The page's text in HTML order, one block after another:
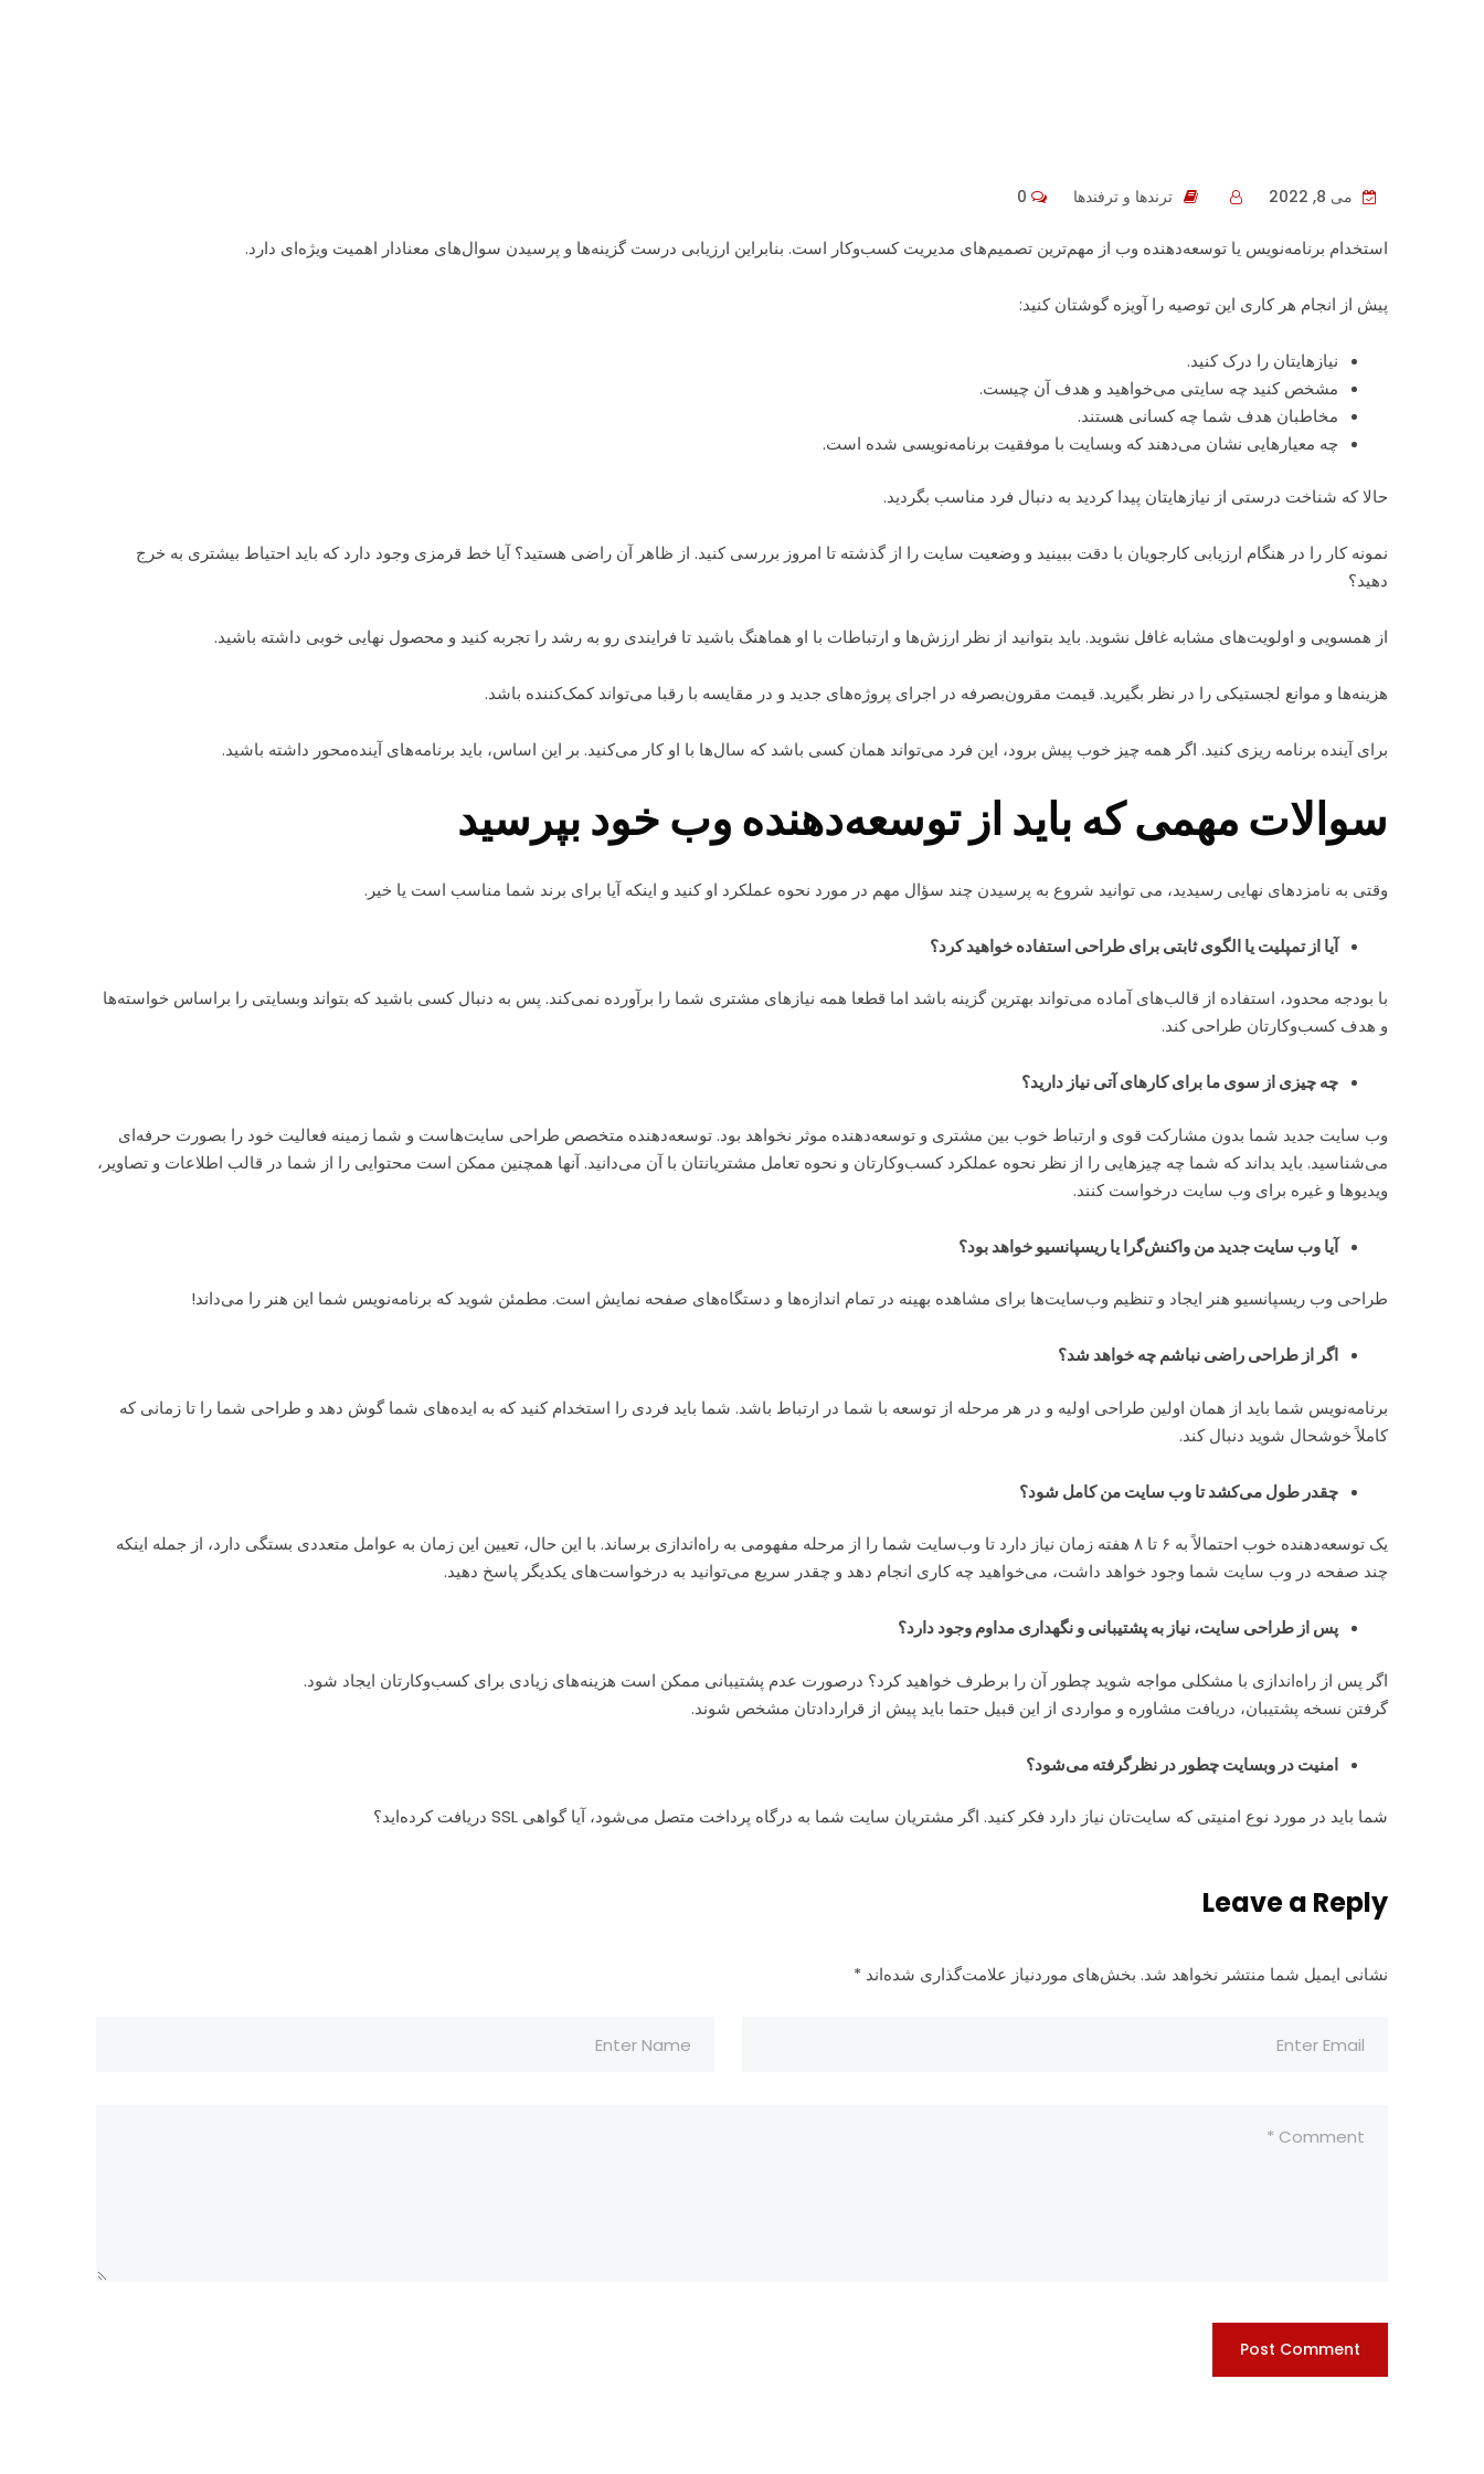
می 8, 2022 ترندها و ترفندها
استخدام برنامه‌نویس یا توسعه‌دهنده وب از مهم‌ترین تصمیم‌های مدیریت کسب‌وکار است. بنابراین ارزیابی درست گزینه‌ها و پرسیدن سوال‌های معنادار اهمیت ویژه‌ای دارد.
پیش از انجام هر کاری این توصیه را آویزه گوشتان کنید:
نیازهایتان را درک کنید.
مشخص کنید چه سایتی می‌خواهید و هدف آن چیست.
مخاطبان هدف شما چه کسانی هستند.
چه معیارهایی نشان می‌دهند که وبسایت با موفقیت برنامه‌نویسی شده است.
حالا که شناخت درستی از نیازهایتان پیدا کردید به دنبال فرد مناسب بگردید.
نمونه کار را در هنگام ارزیابی کارجویان با دقت ببینید و وضعیت سایت را از گذشته تا امروز بررسی کنید. از ظاهر آن راضی هستید؟ آیا خط قرمزی وجود دارد که باید احتیاط بیشتری به خرج
دهید؟
از همسویی و اولویت‌های مشابه غافل نشوید. باید بتوانید از نظر ارزش‌ها و ارتباطات با او هماهنگ باشید تا فرایندی رو به رشد را تجربه کنید و محصول نهایی خوبی داشته باشید.
هزینه‌ها و موانع لجستیکی را در نظر بگیرید. قیمت مقرون‌بصرفه در اجرای پروژه‌های جدید و در مقایسه با رقبا می‌تواند کمک‌کننده باشد.
برای آینده برنامه ریزی کنید. اگر همه چیز خوب پیش برود، این فرد می‌تواند همان کسی باشد که سال‌ها با او کار می‌کنید. بر این اساس، باید برنامه‌های آینده‌محور داشته باشید.
سوالات مهمی که باید از توسعه‌دهنده وب خود بپرسید
وقتی به نامزدهای نهایی رسیدید، می توانید شروع به پرسیدن چند سؤال مهم در مورد نحوه عملکرد او کنید و اینکه آیا برای برند شما مناسب است یا خیر.
آیا از تمپلیت یا الگوی ثابتی برای طراحی استفاده خواهید کرد؟
با بودجه محدود، استفاده از قالب‌های آماده می‌تواند بهترین گزینه باشد اما قطعا همه نیازهای مشتری شما را برآورده نمی‌کند. پس به دنبال کسی باشید که بتواند وبسایتی را براساس خواسته‌ها
و هدف کسب‌وکارتان طراحی کند.
چه چیزی از سوی ما برای کارهای آتی نیاز دارید؟
وب سایت جدید شما بدون مشارکت قوی و ارتباط خوب بین مشتری و توسعه‌دهنده موثر نخواهد بود. توسعه‌دهنده متخصص طراحی سایت‌هاست و شما زمینه فعالیت خود را بصورت حرفه‌ای
می‌شناسید. باید بداند که شما چه چیزهایی را از نظر نحوه عملکرد کسب‌وکارتان و نحوه تعامل مشتریانتان با آن می‌دانید. آنها همچنین ممکن است محتوایی را از شما در قالب اطلاعات و تصاویر،
ویدیوها و غیره برای وب سایت درخواست کنند.
آیا وب سایت جدید من واکنش‌گرا یا ریسپانسیو خواهد بود؟
طراحی وب ریسپانسیو هنر ایجاد و تنظیم وب‌سایت‌ها برای مشاهده بهینه در تمام اندازه‌ها و دستگاه‌های صفحه نمایش است. مطمئن شوید که برنامه‌نویس شما این هنر را می‌داند!
اگر از طراحی راضی نباشم چه خواهد شد؟
برنامه‌نویس شما باید از همان اولین طراحی اولیه و در هر مرحله از توسعه با شما در ارتباط باشد. شما باید فردی را استخدام کنید که به ایده‌های شما گوش دهد و طراحی شما را تا زمانی که
کاملاً خوشحال شوید دنبال کند.
چقدر طول می‌کشد تا وب سایت من کامل شود؟
یک توسعه‌دهنده خوب احتمالاً به ۶ تا ۸ هفته زمان نیاز دارد تا وب‌سایت شما را از مرحله مفهومی به راه‌اندازی برساند. با این حال، تعیین این زمان به عوامل متعددی بستگی دارد، از جمله اینکه
چند صفحه در وب سایت شما وجود خواهد داشت، می‌خواهید چه کاری انجام دهد و چقدر سریع می‌توانید به درخواست‌های یکدیگر پاسخ دهید.
پس از طراحی سایت، نیاز به پشتیبانی و نگهداری مداوم وجود دارد؟
اگر پس از راه‌اندازی با مشکلی مواجه شوید چطور آن را برطرف خواهید کرد؟ درصورت عدم پشتیبانی ممکن است هزینه‌های زیادی برای کسب‌وکارتان ایجاد شود.
گرفتن نسخه پشتیبان، دریافت مشاوره و مواردی از این قبیل حتما باید پیش از قراردادتان مشخص شوند.
امنیت در وبسایت چطور در نظرگرفته می‌شود؟
شما باید در مورد نوع امنیتی که سایت‌تان نیاز دارد فکر کنید. اگر مشتریان سایت شما به درگاه پرداخت متصل می‌شود، آیا گواهی SSL دریافت کرده‌اید؟
Leave a Reply
نشانی ایمیل شما منتشر نخواهد شد. بخش‌های موردنیاز علامت‌گذاری شده‌اند *